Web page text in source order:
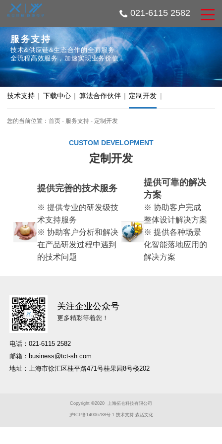
021-6115 2582
服务支持
技术&供应链&生态合作的全面服务
全流程高效服务，加速实现业务价值
技术支持 | 下载中心 | 算法合作伙伴 | 定制开发 |
您的当前位置： 首页 - 服务支持 - 定制开发
CUSTOM DEVELOPMENT
定制开发
提供完善的技术服务
提供可靠的解决
方案
※ 提供专业的研发级技
术支持服务
※ 协助客户完成
整体设计解决方案
※ 协助客户分析和解决
在产品研发过程中遇到
的技术问题
※ 提供各种场景
化智能落地应用的
解决方案
关注企业公众号
更多精彩等着您！
电话：021-6115 2582
邮箱：business@tct-sh.com
地址：上海市徐汇区桂平路471号桂果园8号楼202
Copyright ©2020 上海拓仓科技有限公司
沪ICP备14006788号-1 技术支持:森活文化